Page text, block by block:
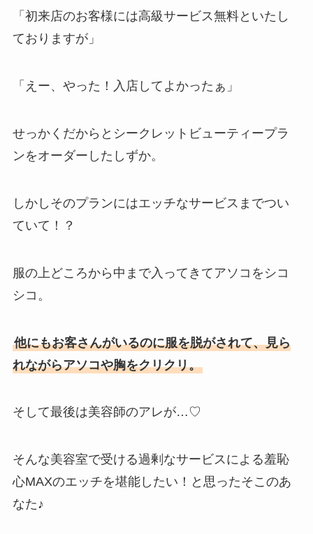
「初来店のお客様には高級サービス無料といたし
ておりますが」
「えー、やった！入店してよかったぁ」
せっかくだからとシークレットビューティープラ
ンをオーダーしたしずか。
しかしそのプランにはエッチなサービスまでつい
ていて！？
服の上どころから中まで入ってきてアソコをシコ
シコ。
他にもお客さんがいるのに服を脱がされて、見ら
れながらアソコや胸をクリクリ。
そして最後は美容師のアレが…♡
そんな美容室で受ける過剰なサービスによる羞恥
心MAXのエッチを堪能したい！と思ったそこのあ
なた♪